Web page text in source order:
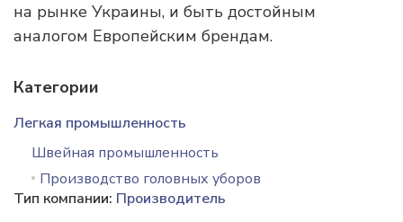
на рынке Украины, и быть достойным
аналогом Европейским брендам.
Категории
Легкая промышленность
Швейная промышленность
Производство головных уборов
Тип компании: Производитель